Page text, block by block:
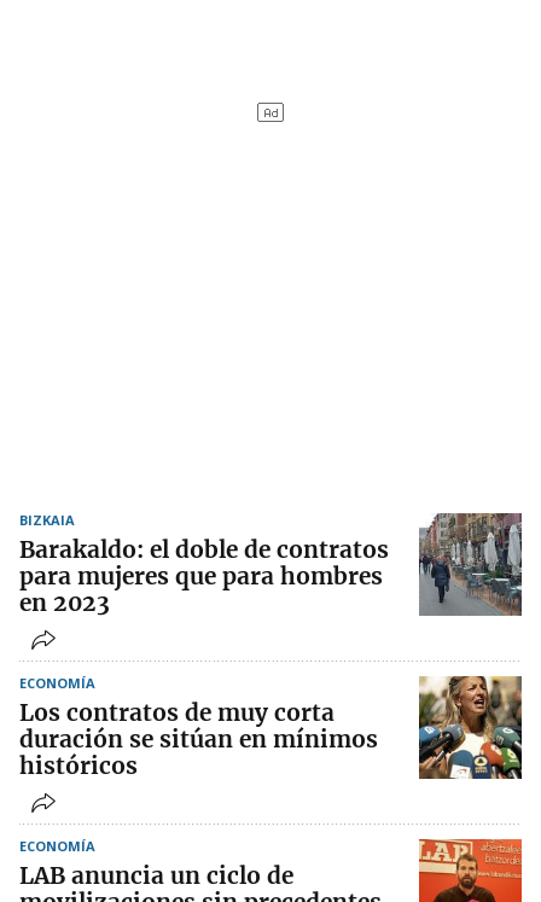
BIZKAIA
Barakaldo: el doble de contratos
para mujeres que para hombres
en 2023
ECONOMÍA
Los contratos de muy corta
duración se sitúan en mínimos
históricos
ECONOMÍA
LAB anuncia un ciclo de